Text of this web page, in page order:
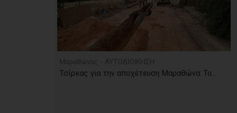
Τσίρκας για την αποχέτευση Μαραθώνα: Το...